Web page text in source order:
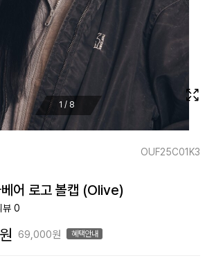
1 / 8
OUF25C01K3
어 로고 볼캡 (Olive)
뷰 0
원 69,000원 혜택안내